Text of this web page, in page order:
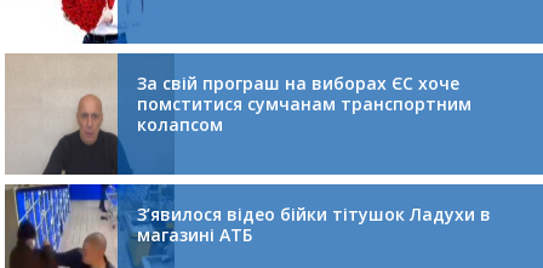
За свій програш на виборах ЄС хоче
помститися сумчанам транспортним
колапсом
З’явилося відео бійки тітушок Ладухи в
магазині АТБ